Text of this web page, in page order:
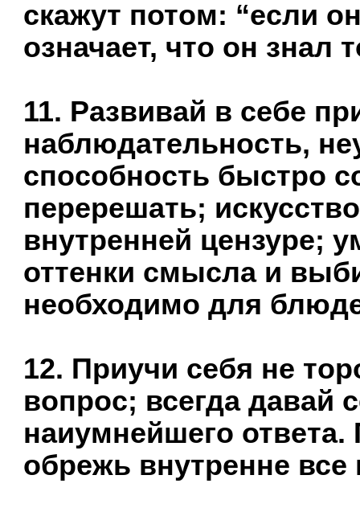
скажут потом: “если
означает, что он знал
11. Развивай в себе
наблюдательность,
способность быстро
перерешать;
внутренней цензуре;
оттенки смысла и
необходимо для
12. Приучи себя не
вопрос; всегда давай
наиумнейшего
обрежь внутренне